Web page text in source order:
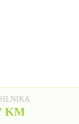
KM